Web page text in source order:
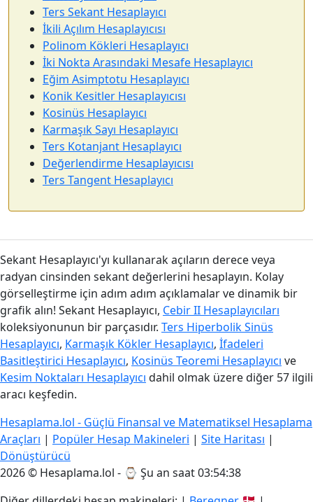
Ters Sekant Hesaplayıcı
İkili Açılım Hesaplayıcısı
Polinom Kökleri Hesaplayıcı
İki Nokta Arasındaki Mesafe Hesaplayıcı
Eğim Asimptotu Hesaplayıcı
Konik Kesitler Hesaplayıcısı
Kosinüs Hesaplayıcı
Karmaşık Sayı Hesaplayıcı
Ters Kotanjant Hesaplayıcı
Değerlendirme Hesaplayıcısı
Ters Tangent Hesaplayıcı
Sekant Hesaplayıcı'yı kullanarak açıların derece veya
radyan cinsinden sekant değerlerini hesaplayın. Kolay
görselleştirme için adım adım açıklamalar ve dinamik bir
grafik alın! Sekant Hesaplayıcı, Cebir II Hesaplayıcıları
koleksiyonunun bir parçasıdır. Ters Hiperbolik Sinüs
Hesaplayıcı, Karmaşık Kökler Hesaplayıcı, İfadeleri
Basitleştirici Hesaplayıcı, Kosinüs Teoremi Hesaplayıcı ve
Kesim Noktaları Hesaplayıcı dahil olmak üzere diğer 57 ilgili
aracı keşfedin.
Hesaplama.lol - Güçlü Finansal ve Matematiksel Hesaplama
Araçları | Popüler Hesap Makineleri | Site Haritası |
Dönüştürücü
2026 © Hesaplama.lol - ⌚ Şu an saat 03:54:38